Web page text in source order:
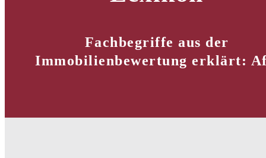
Fachbegriffe aus der
Immobilienbewertung erklärt: